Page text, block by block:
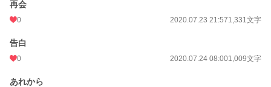
再会
0 2020.07.23 21:571,331文字
告白
0 2020.07.24 08:001,009文字
あれから